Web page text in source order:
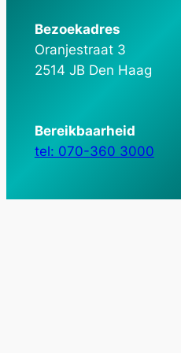
Bezoekadres
Oranjestraat 3
2514 JB Den Haag
Bereikbaarheid
tel: 070-360 3000